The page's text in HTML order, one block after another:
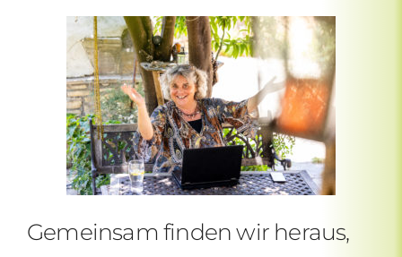
Gemeinsam finden wir heraus,